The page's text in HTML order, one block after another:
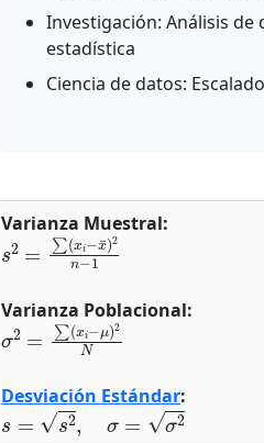
Investigación: Análisis
estadística
Ciencia de datos:
Varianza Muestral:
s2=∑(xi−x¯)2n−1
Varianza Poblacional:
σ2=∑(xi−μ)2N
Desviación Estándar:
s=s2,σ=σ2